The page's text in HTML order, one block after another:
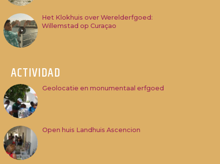
Het Klokhuis over Werelderfgoed:
Willemstad op Curaçao
ACTIVIDAD
Geolocatie en monumentaal erfgoed
Open huis Landhuis Ascencion